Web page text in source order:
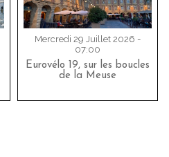
Mercredi 29 Juillet 2026 -
07:00
Eurovélo 19, sur les boucles
de la Meuse